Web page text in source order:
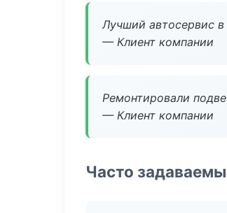
Лучший автосервис
— Клиент компании
Ремонтировали
— Клиент компании
Часто